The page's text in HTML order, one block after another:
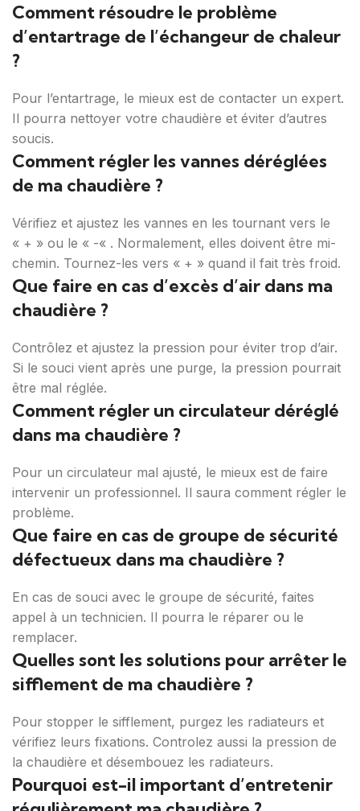
Comment résoudre le problème
d’entartrage de l’échangeur de chaleur
?
Pour l’entartrage, le mieux est de contacter un expert.
Il pourra nettoyer votre chaudière et éviter d’autres
soucis.
Comment régler les vannes déréglées
de ma chaudière ?
Vérifiez et ajustez les vannes en les tournant vers le
« + » ou le « -« . Normalement, elles doivent être mi-
chemin. Tournez-les vers « + » quand il fait très froid.
Que faire en cas d’excès d’air dans ma
chaudière ?
Contrôlez et ajustez la pression pour éviter trop d’air.
Si le souci vient après une purge, la pression pourrait
être mal réglée.
Comment régler un circulateur déréglé
dans ma chaudière ?
Pour un circulateur mal ajusté, le mieux est de faire
intervenir un professionnel. Il saura comment régler le
problème.
Que faire en cas de groupe de sécurité
défectueux dans ma chaudière ?
En cas de souci avec le groupe de sécurité, faites
appel à un technicien. Il pourra le réparer ou le
remplacer.
Quelles sont les solutions pour arrêter le
sifflement de ma chaudière ?
Pour stopper le sifflement, purgez les radiateurs et
vérifiez leurs fixations. Controlez aussi la pression de
la chaudière et désembouez les radiateurs.
Pourquoi est-il important d’entretenir